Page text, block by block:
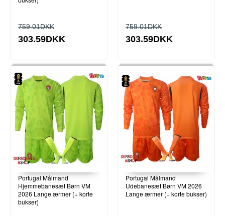
759.01DKK
303.59DKK
759.01DKK
303.59DKK
Portugal Målmand
Hjemmebanesæt Børn VM
2026 Lange ærmer (+ korte
bukser)
Portugal Målmand
Udebanesæt Børn VM 2026
Lange ærmer (+ korte bukser)